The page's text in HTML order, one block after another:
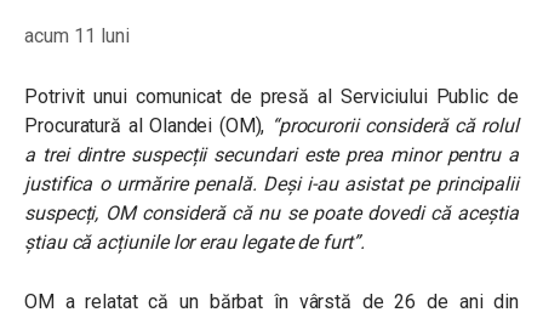
acum 11 luni
Potrivit unui comunicat de presă al Serviciului Public de
Procuratură al Olandei (OM), “procurorii consideră că rolul
a trei dintre suspecții secundari este prea minor pentru a
justifica o urmărire penală. Deși i-au asistat pe principalii
suspecți, OM consideră că nu se poate dovedi că aceștia
știau că acțiunile lor erau legate de furt”.
OM a relatat că un bărbat în vârstă de 26 de ani din